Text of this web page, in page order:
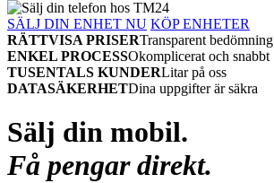
SÄLJ DIN ENHET NU KÖP ENHETER
RÄTTVISA PRISERTransparent bedömning
ENKEL PROCESSOkomplicerat och snabbt
TUSENTALS KUNDERLitar på oss
DATASÄKERHETDina uppgifter är säkra
Sälj din mobil.
Få pengar direkt.